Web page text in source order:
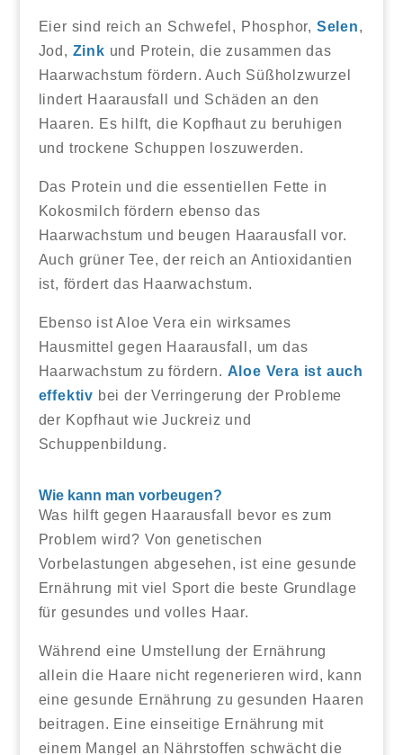
Eier sind reich an Schwefel, Phosphor, Selen,
Jod, Zink und Protein, die zusammen das
Haarwachstum fördern. Auch Süßholzwurzel
lindert Haarausfall und Schäden an den
Haaren. Es hilft, die Kopfhaut zu beruhigen
und trockene Schuppen loszuwerden.
Das Protein und die essentiellen Fette in
Kokosmilch fördern ebenso das
Haarwachstum und beugen Haarausfall vor.
Auch grüner Tee, der reich an Antioxidantien
ist, fördert das Haarwachstum.
Ebenso ist Aloe Vera ein wirksames
Hausmittel gegen Haarausfall, um das
Haarwachstum zu fördern. Aloe Vera ist auch
effektiv bei der Verringerung der Probleme
der Kopfhaut wie Juckreiz und
Schuppenbildung.
Wie kann man vorbeugen?
Was hilft gegen Haarausfall bevor es zum
Problem wird? Von genetischen
Vorbelastungen abgesehen, ist eine gesunde
Ernährung mit viel Sport die beste Grundlage
für gesundes und volles Haar.
Während eine Umstellung der Ernährung
allein die Haare nicht regenerieren wird, kann
eine gesunde Ernährung zu gesunden Haaren
beitragen. Eine einseitige Ernährung mit
einem Mangel an Nährstoffen schwächt die